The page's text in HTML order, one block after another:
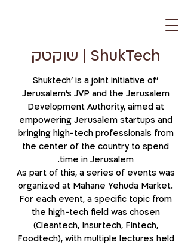
ShukTech | שוקטק
'Shuktech' is a joint initiative of
Jerusalem's JVP and the Jerusalem
Development Authority, aimed at
empowering Jerusalem startups and
bringing high-tech professionals from
the center of the country to spend
time in Jerusalem.
As part of this, a series of events was
organized at Mahane Yehuda Market.
For each event, a specific topic from
the high-tech field was chosen
(Cleantech, Insurtech, Fintech,
Foodtech), with multiple lectures held